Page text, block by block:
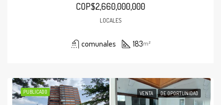
COP$2,660,000,000
LOCALES
comunales 183m²
PUBLICADO VENTA DE OPORTUNIDAD